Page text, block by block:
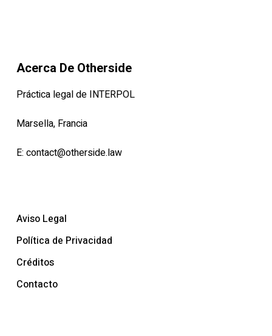
Acerca De Otherside
Práctica legal de INTERPOL
Marsella, Francia
E: contact@otherside.law
Aviso Legal
Política de Privacidad
Créditos
Contacto